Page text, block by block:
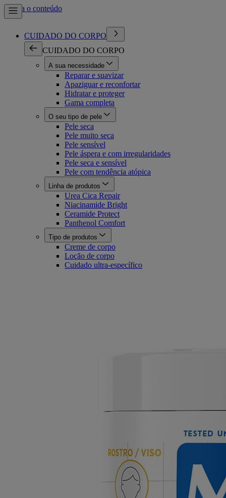
Ir para o conteúdo
CUIDADO DO CORPO
CUIDADO DO CORPO
A sua necessidade
Reparar e suavizar
Apaziguar e reconfortar
Hidratar e proteger
Gama completa
O seu tipo de pele
Pele seca
Pele muito seca
Pele sensível
Pele áspera e com irregularidades
Pele seca e sensível
Pele com tendência atópica
Linha de produtos
Urea Cica Repair
Niacinamide Bright
Ceramide Protect
Panthenol Comfort
Tipo de produtos
Creme de corpo
Loção de corpo
Cuidado ultra-específico